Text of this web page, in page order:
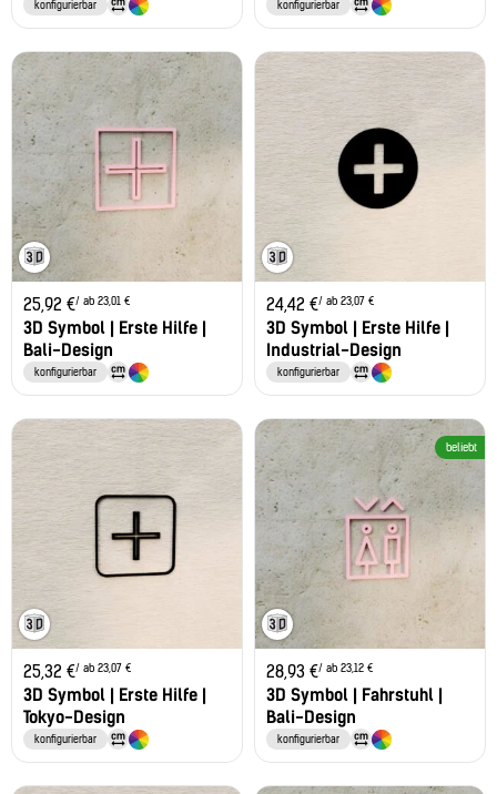
konfigurierbar konfigurierbar
25,92 €/ ab 23,01 €
3D Symbol | Erste Hilfe |
Bali-Design
konfigurierbar
24,42 €/ ab 23,07 €
3D Symbol | Erste Hilfe |
Industrial-Design
konfigurierbar
25,32 €/ ab 23,07 €
3D Symbol | Erste Hilfe |
Tokyo-Design
konfigurierbar
beliebt
28,93 €/ ab 23,12 €
3D Symbol | Fahrstuhl |
Bali-Design
konfigurierbar